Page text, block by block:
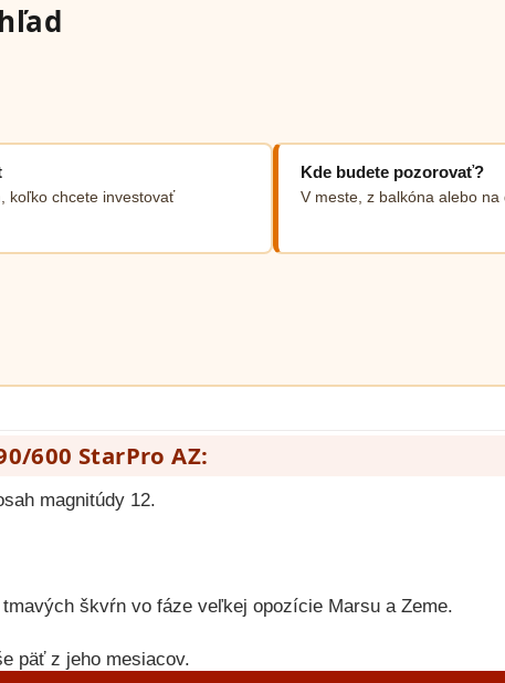
koľko chcete investovať
Kde budete pozorovať?
V meste, z balkóna alebo na
600 StarPro AZ:
magnitúdy 12.
škvŕn vo fáze veľkej opozície Marsu a Zeme.
päť z jeho mesiacov.